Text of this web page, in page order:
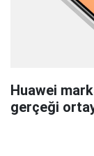
Huawei
gerçeği